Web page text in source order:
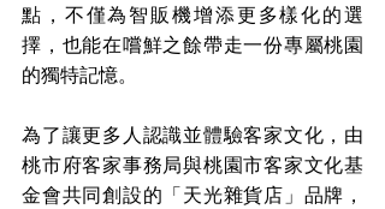
點，不僅為智販機增添更多樣化的選
擇，也能在嚐鮮之餘帶走一份專屬桃園
的獨特記憶。
為了讓更多人認識並體驗客家文化，由
桃市府客家事務局與桃園市客家文化基
金會共同創設的「天光雜貨店」品牌，